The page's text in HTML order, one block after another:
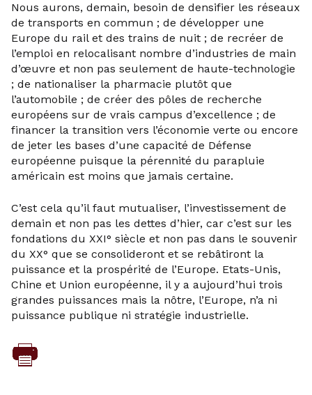
Nous aurons, demain, besoin de densifier les réseaux
de transports en commun ; de développer une
Europe du rail et des trains de nuit ; de recréer de
l’emploi en relocalisant nombre d’industries de main
d’œuvre et non pas seulement de haute-technologie
; de nationaliser la pharmacie plutôt que
l’automobile ; de créer des pôles de recherche
européens sur de vrais campus d’excellence ; de
financer la transition vers l’économie verte ou encore
de jeter les bases d’une capacité de Défense
européenne puisque la pérennité du parapluie
américain est moins que jamais certaine.
C’est cela qu’il faut mutualiser, l’investissement de
demain et non pas les dettes d’hier, car c’est sur les
fondations du XXI° siècle et non pas dans le souvenir
du XX° que se consolideront et se rebâtiront la
puissance et la prospérité de l’Europe. Etats-Unis,
Chine et Union européenne, il y a aujourd’hui trois
grandes puissances mais la nôtre, l’Europe, n’a ni
puissance publique ni stratégie industrielle.